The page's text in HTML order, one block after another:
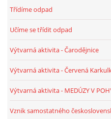
SVATÁ KATEŘINA 25.LISTOPADU
SVATÁ BARBORA 4.12.
MIKULÁŠ, ČERTI
MASOPUST
Třídíme odpad
Učíme se třídit odpad
Výtvarná aktivita - Čarodějnice
Výtvarná aktivita - Červená
Výtvarná aktivita - MEDÚZY V
Vznik samostatného